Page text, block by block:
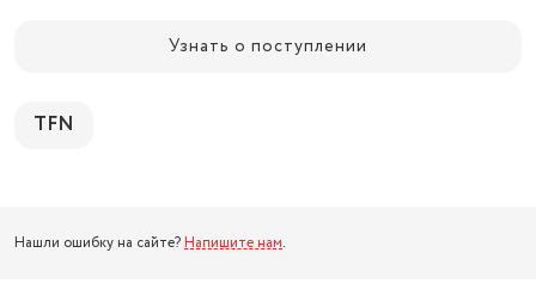
Узнать о поступлении
TFN
Нашли ошибку на сайте? Напишите нам.